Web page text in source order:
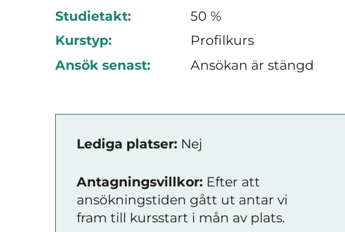
Studietakt:
50 %
Kurstyp:
Profilkurs
Ansök senast:
Ansökan är stängd
Lediga platser: Nej
Antagningsvillkor: Efter att
ansökningstiden gått ut antar vi
fram till kursstart i mån av plats.